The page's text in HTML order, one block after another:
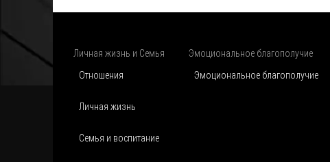
Личная жизнь и Семья
Отношения
Личная жизнь
Семья и воспитание
Эмоциональное благополучие
Эмоциональное благополучие